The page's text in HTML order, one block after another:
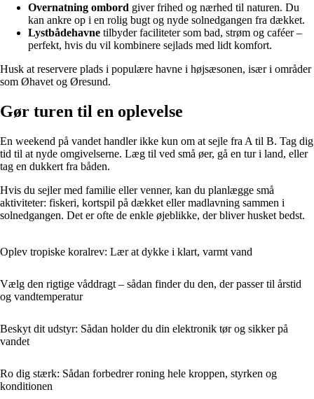
Overnatning ombord giver frihed og nærhed til naturen. Du
kan ankre op i en rolig bugt og nyde solnedgangen fra dækket.
Lystbådehavne tilbyder faciliteter som bad, strøm og caféer –
perfekt, hvis du vil kombinere sejlads med lidt komfort.
Husk at reservere plads i populære havne i højsæsonen, især i områder
som Øhavet og Øresund.
Gør turen til en oplevelse
En weekend på vandet handler ikke kun om at sejle fra A til B. Tag dig
tid til at nyde omgivelserne. Læg til ved små øer, gå en tur i land, eller
tag en dukkert fra båden.
Hvis du sejler med familie eller venner, kan du planlægge små
aktiviteter: fiskeri, kortspil på dækket eller madlavning sammen i
solnedgangen. Det er ofte de enkle øjeblikke, der bliver husket bedst.
Oplev tropiske koralrev: Lær at dykke i klart, varmt vand
Vælg den rigtige våddragt – sådan finder du den, der passer til årstid
og vandtemperatur
Beskyt dit udstyr: Sådan holder du din elektronik tør og sikker på
vandet
Ro dig stærk: Sådan forbedrer roning hele kroppen, styrken og
konditionen